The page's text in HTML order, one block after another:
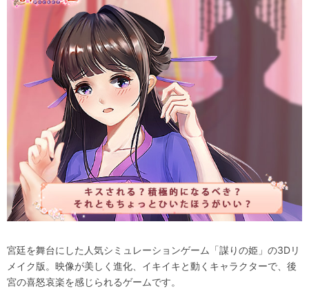
宮廷を舞台にした人気シミュレーションゲーム「謀りの姫」の3Dリ
メイク版。映像が美しく進化、イキイキと動くキャラクターで、後
宮の喜怒哀楽を感じられるゲームです。